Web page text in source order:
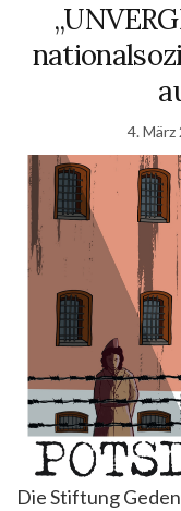
4. März
Die Stiftung